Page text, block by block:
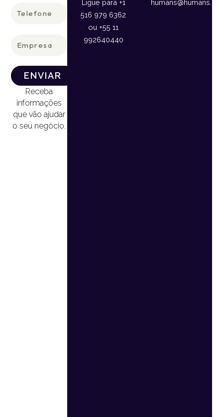
ENVIAR
Receba
informações
que vão ajudar
o seu negócio.
Ligue para +1
516 979 6362
ou +55 11
992640440